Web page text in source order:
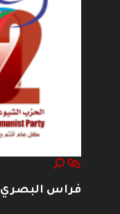
فراس البصري